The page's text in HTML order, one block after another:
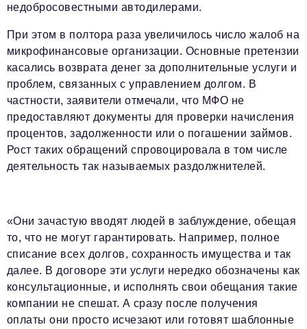
Электронные почты редакции:
Информационный отдел
info@business-magazine.online
Отдел рекламы
reklama@business-magazine.online
Отдел распространения/редакционная подписка
podpiska@business-magazine.online
Отдел по работе с партнерами
недобросовестными автодилерами.
При этом в полтора раза увеличилось число жалоб на
микрофинансовые организации. Основные претензии
касались возврата денег за дополнительные услуги и
проблем, связанных с управлением долгом. В
частности, заявители отмечали, что МФО не
предоставляют документы для проверки начисления
процентов, задолженности или о погашении займов.
Рост таких обращений спровоцировала в том числе
деятельность так называемых раздолжнителей.
«Они зачастую вводят людей в заблуждение, обещая
то, что не могут гарантировать. Например, полное
списание всех долгов, сохранность имущества и так
далее. В договоре эти услуги нередко обозначены как
консультационные, и исполнять свои обещания такие
компании не спешат. А сразу после получения
оплаты они просто исчезают или готовят шаблонные